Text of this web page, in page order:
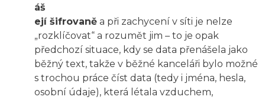
áš
ejí šifrovaně a při zachycení v síti je nelze
„rozklíčovat“ a rozumět jim – to je opak
předchozí situace, kdy se data přenášela jako
běžný text, takže v běžné kanceláři bylo možné
s trochou práce číst data (tedy i jména, hesla,
osobní údaje), která létala vzduchem,